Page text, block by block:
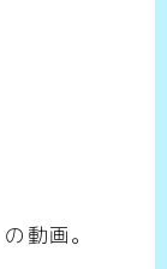
動画。